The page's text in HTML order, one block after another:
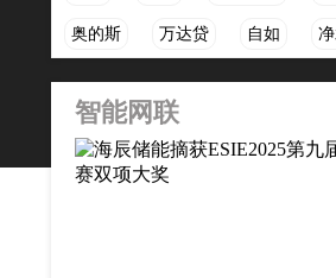
奥的斯 万达贷 自如
智能网联